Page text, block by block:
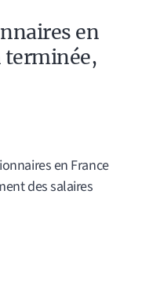
en
terminée,
en France
des salaires